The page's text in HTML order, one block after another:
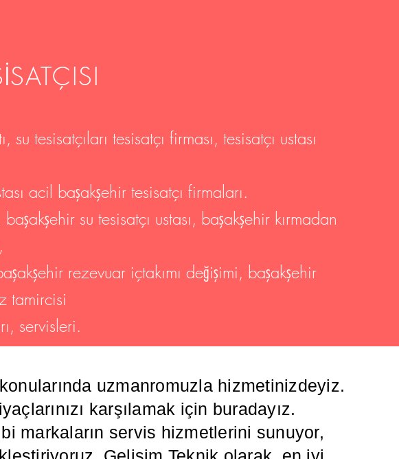
tesisatçıları tesisatçı firması, tesisatçı ustası
acil başakşehir tesisatçı firmaları.
su tesisatçı ustası, başakşehir kırmadan
rezevuar içtakımı değişimi, başakşehir
tamircisi
servisleri.
uzmanromuzla hizmetinizdeyiz.
karşılamak için buradayız.
markaların servis hizmetlerini sunuyor,